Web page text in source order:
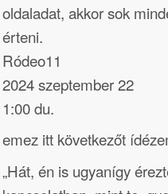
oldaladat, akkor sok
érteni.
Ródeo11
2024 szeptember 22
1:00 du.
emez itt következőt
„Hát, én is ugyanígy